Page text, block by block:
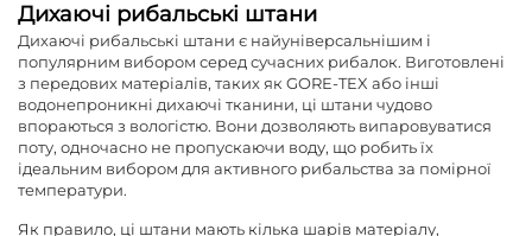
Дихаючі рибальські штани
Дихаючі рибальські штани є найуніверсальнішим і
популярним вибором серед сучасних рибалок. Виготовлені
з передових матеріалів, таких як GORE-TEX або інші
водонепроникні дихаючі тканини, ці штани чудово
впораються з вологістю. Вони дозволяють випаровуватися
поту, одночасно не пропускаючи воду, що робить їх
ідеальним вибором для активного рибальства за помірної
температури.
Як правило, ці штани мають кілька шарів матеріалу,